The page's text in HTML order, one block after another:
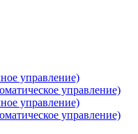
управление)
управление)
управление)
управление)